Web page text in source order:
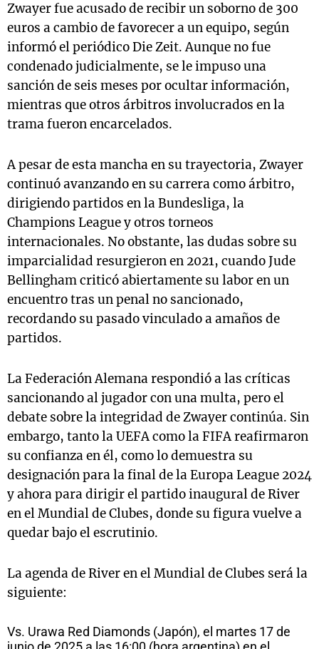
Zwayer fue acusado de recibir un soborno de 300
euros a cambio de favorecer a un equipo, según
informó el periódico Die Zeit. Aunque no fue
condenado judicialmente, se le impuso una
sanción de seis meses por ocultar información,
mientras que otros árbitros involucrados en la
trama fueron encarcelados.
A pesar de esta mancha en su trayectoria, Zwayer
continuó avanzando en su carrera como árbitro,
dirigiendo partidos en la Bundesliga, la
Champions League y otros torneos
internacionales. No obstante, las dudas sobre su
imparcialidad resurgieron en 2021, cuando Jude
Bellingham criticó abiertamente su labor en un
encuentro tras un penal no sancionado,
recordando su pasado vinculado a amaños de
partidos.
La Federación Alemana respondió a las críticas
sancionando al jugador con una multa, pero el
debate sobre la integridad de Zwayer continúa. Sin
embargo, tanto la UEFA como la FIFA reafirmaron
su confianza en él, como lo demuestra su
designación para la final de la Europa League 2024
y ahora para dirigir el partido inaugural de River
en el Mundial de Clubes, donde su figura vuelve a
quedar bajo el escrutinio.
La agenda de River en el Mundial de Clubes será la
siguiente:
Vs. Urawa Red Diamonds (Japón), el martes 17 de